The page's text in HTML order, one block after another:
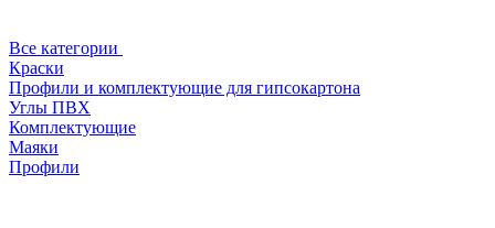
Все категории
Краски
Профили и комплектующие для гипсокартона
Углы ПВХ
Комплектующие
Маяки
Профили